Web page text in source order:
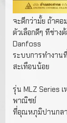
จะดีกว่ามั้ย ถ้าคอม
ตัวเลือกดีๆ ทีช่าง
Danfoss
ระบบการทำงาน
สะเทือนน้อย
รุ่น MLZ Series
พาณิชย์
ที่อุณหภุมิปานกลา